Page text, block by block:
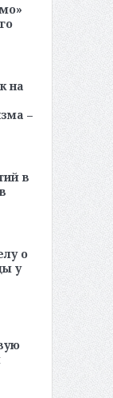
на
–
в
о
у